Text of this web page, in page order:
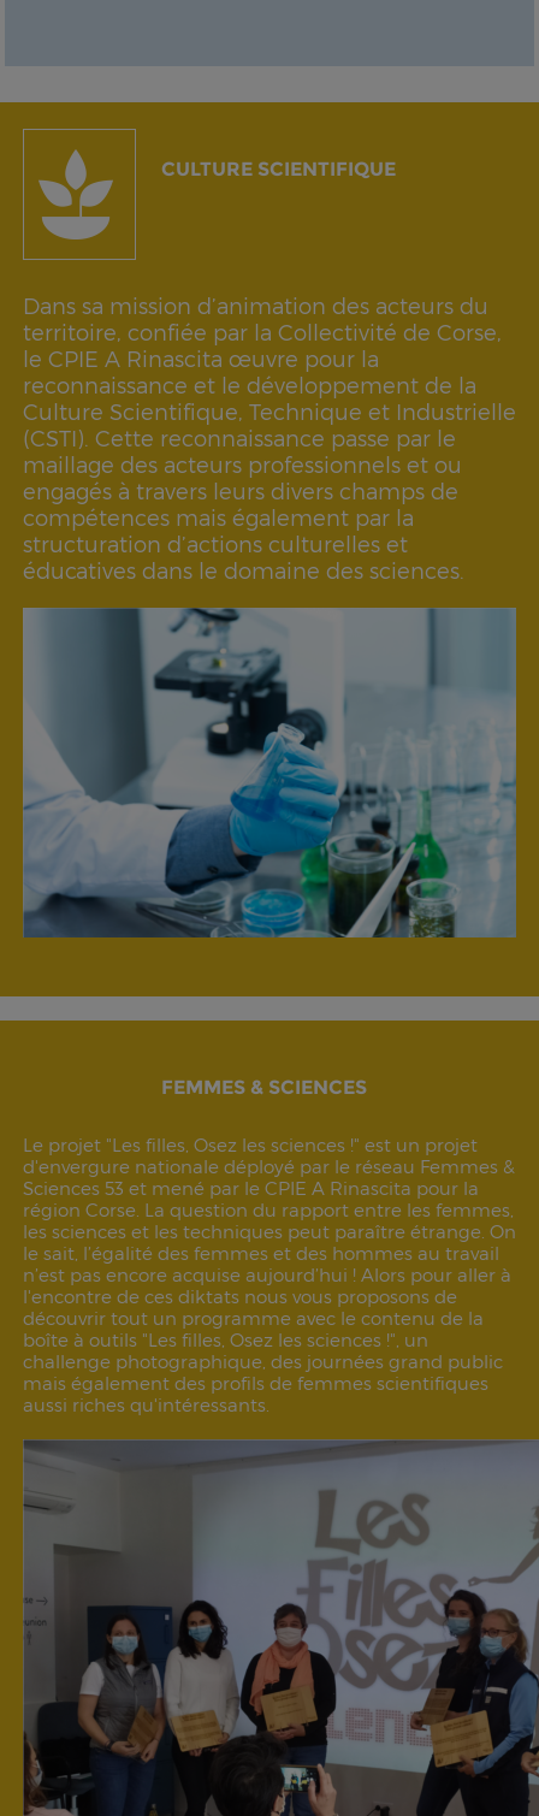
CULTURE SCIENTIFIQUE
Dans sa mission d’animation des acteurs du
territoire, confiée par la Collectivité de Corse,
le CPIE A Rinascita œuvre pour la
reconnaissance et le développement de la
Culture Scientifique, Technique et Industrielle
(CSTI). Cette reconnaissance passe par le
maillage des acteurs professionnels et ou
engagés à travers leurs divers champs de
compétences mais également par la
structuration d’actions culturelles et
éducatives dans le domaine des sciences.
FEMMES & SCIENCES
Le projet "Les filles, Osez les sciences !" est un projet
d'envergure nationale déployé par le réseau Femmes &
Sciences 53 et mené par le CPIE A Rinascita pour la
région Corse. La question du rapport entre les femmes,
les sciences et les techniques peut paraître étrange. On
le sait, l’égalité des femmes et des hommes au travail
n’est pas encore acquise aujourd’hui ! Alors pour aller à
l'encontre de ces diktats nous vous proposons de
découvrir tout un programme avec le contenu de la
boîte à outils "Les filles, Osez les sciences !", un
challenge photographique, des journées grand public
mais également des profils de femmes scientifiques
aussi riches qu'intéressants.